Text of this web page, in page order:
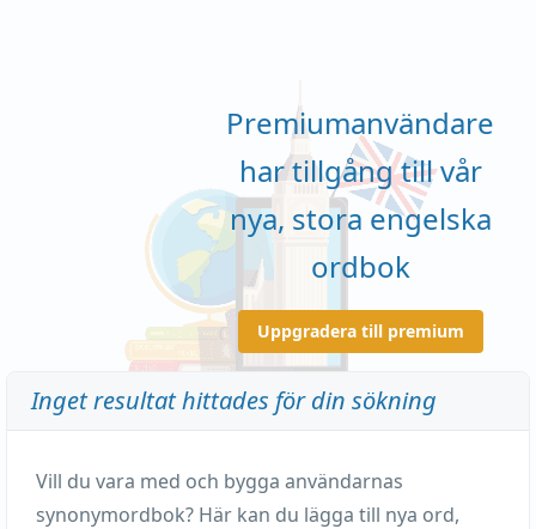
Premiumanvändare
har tillgång till vår
nya, stora engelska
ordbok
Uppgradera till premium
Inget resultat hittades för din sökning
Vill du vara med och bygga användarnas
synonymordbok? Här kan du lägga till nya ord,